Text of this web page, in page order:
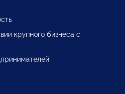
крупного бизнеса с